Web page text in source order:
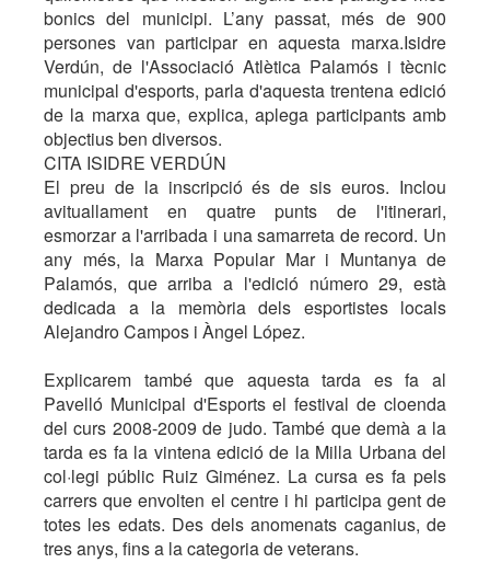
bonics del municipi. L’any passat, més de 900
persones van participar en aquesta marxa.Isidre
Verdún, de l'Associació Atlètica Palamós i tècnic
municipal d'esports, parla d'aquesta trentena edició
de la marxa que, explica, aplega participants amb
objectius ben diversos.
CITA ISIDRE VERDÚN
El preu de la inscripció és de sis euros. Inclou
avituallament en quatre punts de l'itinerari,
esmorzar a l'arribada i una samarreta de record. Un
any més, la Marxa Popular Mar i Muntanya de
Palamós, que arriba a l'edició número 29, està
dedicada a la memòria dels esportistes locals
Alejandro Campos i Àngel López.
Explicarem també que aquesta tarda es fa al
Pavelló Municipal d'Esports el festival de cloenda
del curs 2008-2009 de judo. També que demà a la
tarda es fa la vintena edició de la Milla Urbana del
col·legi públic Ruiz Giménez. La cursa es fa pels
carrers que envolten el centre i hi participa gent de
totes les edats. Des dels anomenats caganius, de
tres anys, fins a la categoria de veterans.